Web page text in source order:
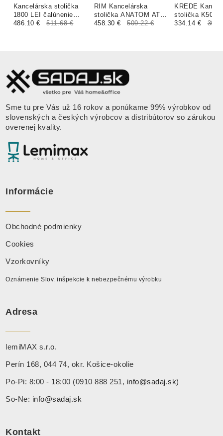
Kancelárska stolička
1800 LEI čalúnenie
PRINCE KOŽA
486.10 € 511.68 €
RIM Kancelárska
stolička ANATOM AT
985B 986B čalúnenie
458.30 € 509.22 €
KREDE
stolička K50
modrá
334.14 €
Sme tu pre Vás už 16 rokov a ponúkame 99% výrobkov od
slovenských a českých výrobcov a distribútorov so zárukou
overenej kvality.
Informácie
Obchodné podmienky
Cookies
Vzorkovníky
Oznámenie Slov. inšpekcie k nebezpečnému výrobku
Adresa
lemiMAX s.r.o.
Perín 168, 044 74, okr. Košice-okolie
Po-Pi: 8:00 - 18:00 (0910 888 251, info@sadaj.sk)
So-Ne: info@sadaj.sk
Kontakt